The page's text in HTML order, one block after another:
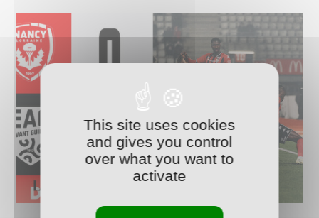
This site uses cookies
and gives you control
over what you want to
activate